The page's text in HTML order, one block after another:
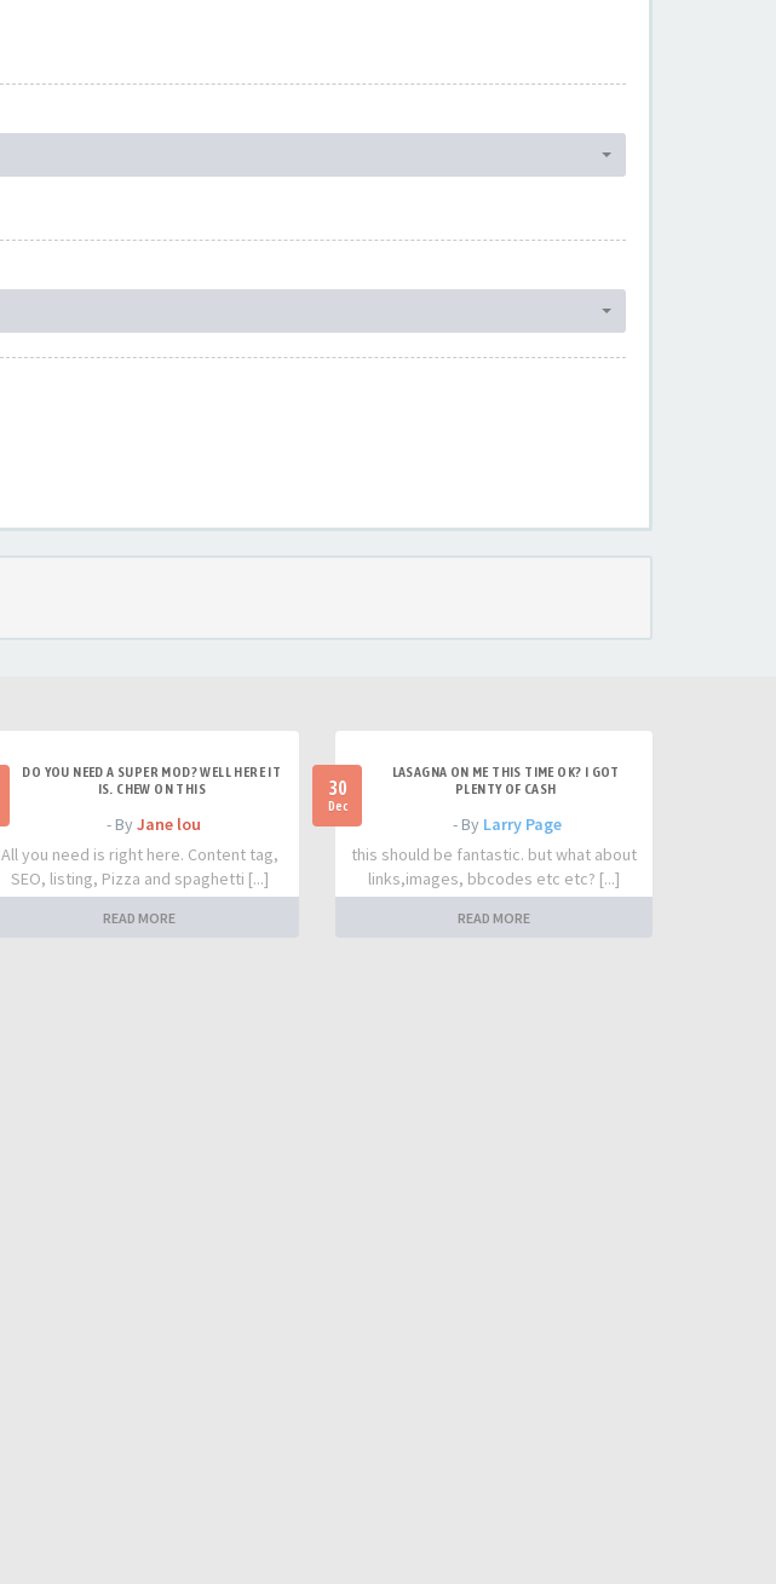
DO YOU NEED A SUPER MOD? WELL HERE IT
IS. CHEW ON THIS
- By Jane lou
All you need is right here. Content tag,
SEO, listing, Pizza and spaghetti [...]
READ MORE
30
Dec
LASAGNA ON ME THIS TIME OK? I GOT
PLENTY OF CASH
- By Larry Page
this should be fantastic. but what about
links,images, bbcodes etc etc? [...]
READ MORE